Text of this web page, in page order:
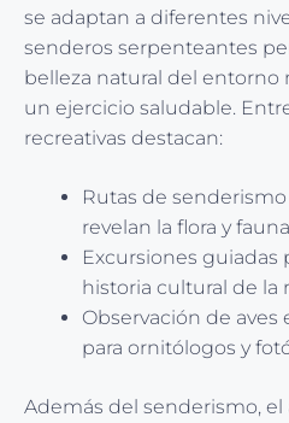
se adaptan a diferentes
senderos serpenteantes
belleza natural del entorno
un ejercicio saludable.
recreativas destacan:
Rutas de
revelan la flora y
Excursiones guiadas
historia cultural de la
Observación de aves
para ornitólogos y
Además del senderismo,